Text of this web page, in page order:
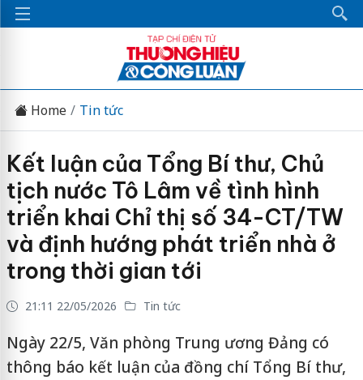
Home Tin tức
Kết luận của Tổng Bí thư, Chủ
tịch nước Tô Lâm về tình hình
triển khai Chỉ thị số 34-CT/TW
và định hướng phát triển nhà ở
trong thời gian tới
21:11 22/05/2026 Tin tức
Ngày 22/5, Văn phòng Trung ương Đảng có
thông báo kết luận của đồng chí Tổng Bí thư,